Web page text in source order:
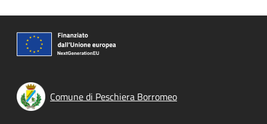
Comune di Peschiera Borromeo